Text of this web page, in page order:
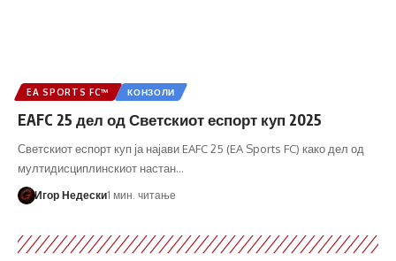
EA SPORTS FC™ КОНЗОЛИ
EAFC 25 дел од Светскиот еспорт куп 2025
Светскиот еспорт куп ја најави EAFC 25 (EA Sports FC) како дел од
мултидисциплинскиот настан…
Игор Недески1 мин. читање